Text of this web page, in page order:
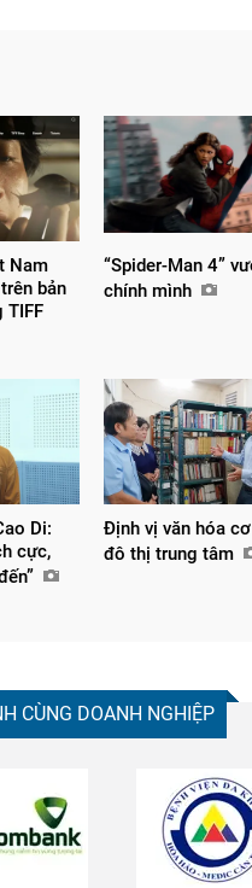
Nam
bản
TIFF
“Spider-Man 4”
chính mình
Di:
cực,
Định vị văn hóa
đô thị trung tâm
CÙNG DOANH NGHIỆP